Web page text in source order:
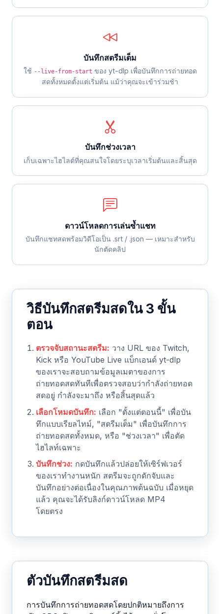
บันทึกสตรีมเต็ม
ใช้ --live-from-start ของ yt-dlp เพื่อบันทึกการถ่ายทอด
สดทั้งหมดตั้งแต่เริ่มต้น แม้ว่าคุณจะเข้าร่วมช้า
บันทึกช่วงเวลา
เก็บเฉพาะไฮไลต์ที่คุณสนใจโดยระบุเวลาเริ่มต้นและสิ้นสุด
ดาวน์โหลดการเล่นซ้ำแชท
บันทึกแชทสดพร้อมวิดีโอเป็น .srt / .json — เหมาะสำหรับ
นักตัดคลิป
วิธีบันทึกสตรีมสดใน 3 ขั้น
ตอน
ตรวจจับสถานะสตรีม: วาง URL ของ Twitch,
Kick หรือ YouTube Live แบ็กเอนด์ yt-dlp
ของเราจะสอบถามข้อมูลเมตาของการ
ถ่ายทอดสดทันทีเพื่อตรวจสอบว่ากำลังถ่ายทอด
สดอยู่ กำลังจะมาถึง หรือสิ้นสุดแล้ว
เลือกโหมดบันทึก: เลือก "ตั้งแต่ตอนนี้" เพื่อบัน
ทึกแบบเรียลไทม์, "สตรีมเต็ม" เพื่อบันทึกการ
ถ่ายทอดสดทั้งหมด, หรือ "ช่วงเวลา" เพื่อตัด
ไฮไลท์เฉพาะ
บันทึกช่วง: กดบันทึกแล้วปล่อยให้เซิร์ฟเวอร์
ของเราทำงานหนัก สตรีมจะถูกดักจับและ
บันทึกอย่างต่อเนื่องในคุณภาพต้นฉบับ เมื่อหยุด
แล้ว คุณจะได้รับลิงก์ดาวน์โหลด MP4
โดยตรง
ตัวบันทึกสตรีมสด
การบันทึกการถ่ายทอดสดโดยปกติหมายถึงการ